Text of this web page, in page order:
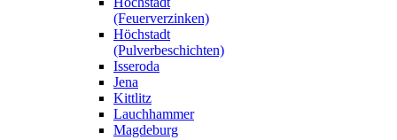
(Feuerverzinken)
Höchstadt
(Pulverbeschichten)
Isseroda
Jena
Kittlitz
Lauchhammer
Magdeburg